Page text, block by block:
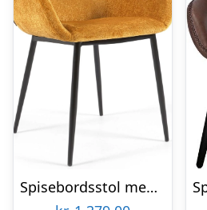
Spisebordsstol med armlæn Kave Home Konna i sennepsgul chenille og sort metal